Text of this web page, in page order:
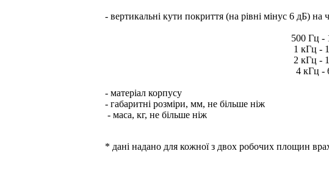
- вертикальні кути покриття (на рівні мінус 6 дБ) на
500 Гц -
1 кГц -
2 кГц -
4 кГц -
- матеріал корпусу
- габаритні розміри, мм, не більше ніж
- маса, кг, не більше ніж
* дані надано для кожної з двох робочих площин